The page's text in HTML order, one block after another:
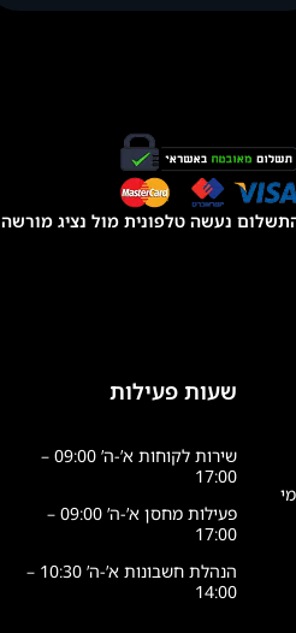
נעשה טלפונית מול נציג מורשה
שעות פעילות
שירות לקוחות א’-ה’ 09:00 –
17:00
פעילות מחסן א’-ה’ 09:00 –
17:00
הנהלת חשבונות א’-ה’ 10:30 –
14:00